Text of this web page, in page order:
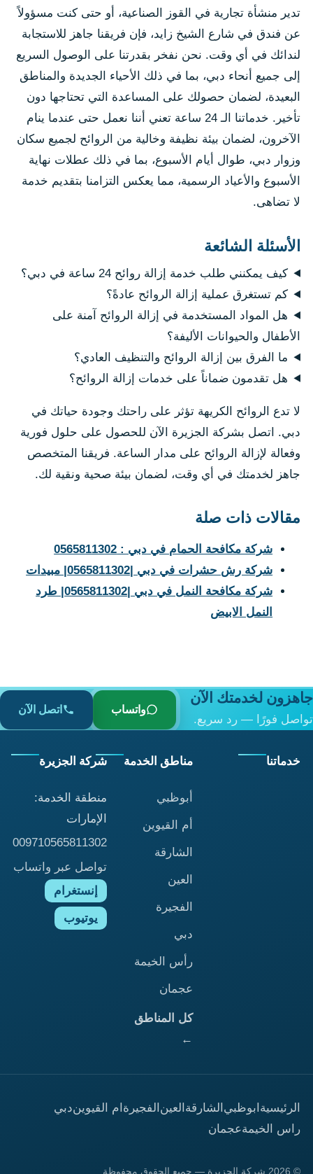
تدير منشأة تجارية في القوز الصناعية، أو حتى كنت مسؤولاً
عن فندق في شارع الشيخ زايد، فإن فريقنا جاهز للاستجابة
لندائك في أي وقت. نحن نفخر بقدرتنا على الوصول السريع
إلى جميع أنحاء دبي، بما في ذلك الأحياء الجديدة والمناطق
البعيدة، لضمان حصولك على المساعدة التي تحتاجها دون
تأخير. خدماتنا الـ 24 ساعة تعني أننا نعمل حتى عندما ينام
الآخرون، لضمان بيئة نظيفة وخالية من الروائح لجميع سكان
وزوار دبي، طوال أيام الأسبوع، بما في ذلك عطلات نهاية
الأسبوع والأعياد الرسمية، مما يعكس التزامنا بتقديم خدمة
لا تضاهى.
الأسئلة الشائعة
كيف يمكنني طلب خدمة إزالة روائح 24 ساعة في دبي؟
كم تستغرق عملية إزالة الروائح عادةً؟
هل المواد المستخدمة في إزالة الروائح آمنة على
الأطفال والحيوانات الأليفة؟
ما الفرق بين إزالة الروائح والتنظيف العادي؟
هل تقدمون ضماناً على خدمات إزالة الروائح؟
لا تدع الروائح الكريهة تؤثر على راحتك وجودة حياتك في
دبي. اتصل بشركة الجزيرة الآن للحصول على حلول فورية
وفعالة لإزالة الروائح على مدار الساعة. فريقنا المتخصص
جاهز لخدمتك في أي وقت، لضمان بيئة صحية ونقية لك.
مقالات ذات صلة
شركة مكافحة الحمام في دبي : 0565811302
شركة رش حشرات في دبي |0565811302| مبيدات
شركة مكافحة النمل في دبي |0565811302| طرد
النمل الابيض
جاهزون لخدمتك الآن
تواصل فورًا — رد سريع.
واتساب اتصل الآن
خدماتنا مناطق الخدمة
أبوظبي
أم القيوين
الشارقة
العين
الفجيرة
دبي
رأس الخيمة
عجمان
كل المناطق
←
شركة الجزيرة
منطقة الخدمة:
الإمارات
009710565811302
تواصل عبر واتساب
إنستغرام
يوتيوب
الرئيسية ابوظبي الشارقة العين الفجيرة ام القيويندبي
راس الخيمةعجمان
© 2026 شركة الجزيرة — جميع الحقوق محفوظة.